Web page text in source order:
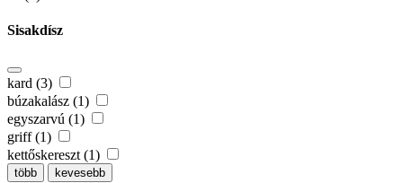
Sisakdísz
kard (3)
búzakalász (1)
egyszarvú (1)
griff (1)
kettőskereszt (1)
több kevesebb